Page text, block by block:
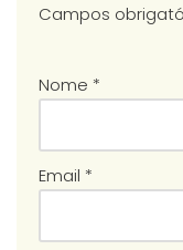
Campos
Nome *
Email *